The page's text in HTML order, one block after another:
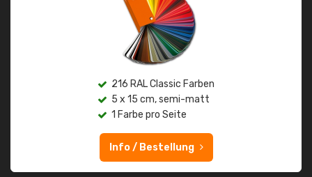
216 RAL Classic Farben
5 x 15 cm, semi-matt
1 Farbe pro Seite
Info / Bestellung